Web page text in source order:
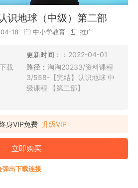
识地球（中级）第二部
18 中小学教育 推广
更新时间：： 2022-04-01
载
路径： 淘淘20233/资料课程
3/558-【完结】认识地球 中
级课程 【第二部】
身VIP免费 升级VIP
立即购买
弹出下载连接